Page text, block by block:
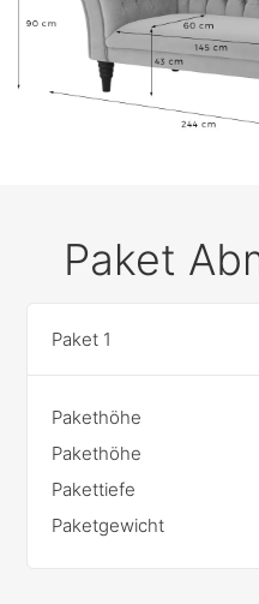
Paket
Paket 1
Pakethöhe
Pakethöhe
Pakettiefe
Paketgewicht